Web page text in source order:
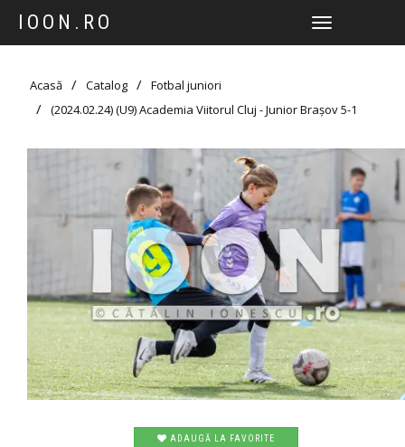
IOON.RO
TOGGLE
Acasă Catalog
Fotbal juniori
(2024.02.24) (U9) Academia Viitorul Cluj - Junior Brașov 5-1
ADAUGĂ LA FAVORITE